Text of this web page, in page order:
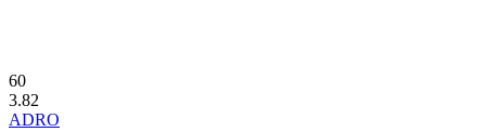
60
3.82
ADRO